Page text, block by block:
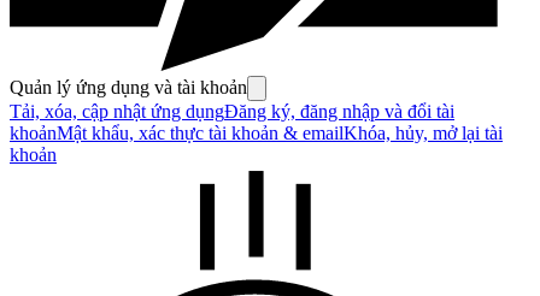
Quản lý ứng dụng và tài khoản
Tải, xóa, cập nhật ứng dụngĐăng ký, đăng nhập và đổi tài
khoảnMật khẩu, xác thực tài khoản & emailKhóa, hủy, mở lại tài
khoản